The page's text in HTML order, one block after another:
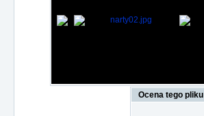
Ocena tego pliku